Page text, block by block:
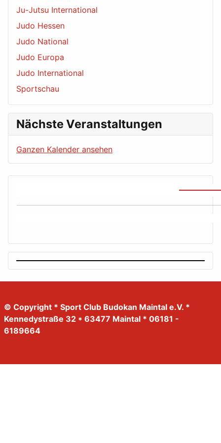
Ju-Jutsu International
Judo Hessen
Judo National
Judo Europa
Judo International
Sportschau
Nächste Veranstaltungen
Ganzen Kalender ansehen
© Copyright * Sport Club Budokan Maintal e.V. *
Kennedystraße 32 * 63477 Maintal * 06181 -
6189664